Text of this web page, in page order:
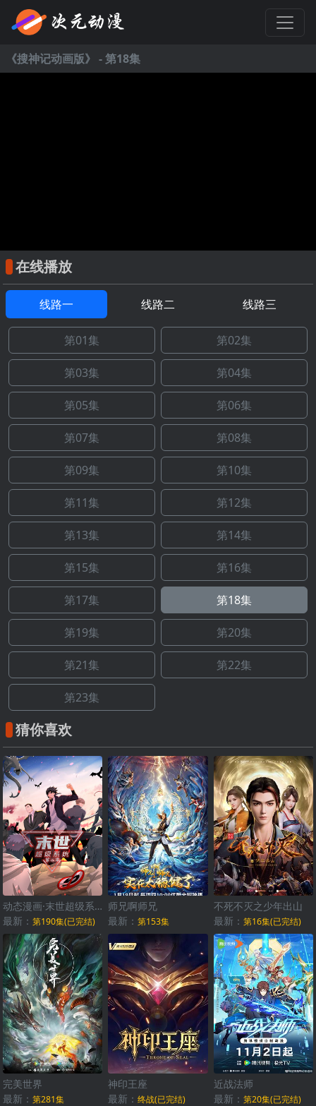
《搜神记动画版》 - 第18集
在线播放
线路一 线路二 线路三
第01集 第02集
第03集 第04集
第05集 第06集
第07集 第08集
第09集 第10集
第11集 第12集
第13集 第14集
第15集 第16集
第17集 第18集
第19集 第20集
第21集 第22集
第23集
猜你喜欢
动态漫画·末世超级系统第二季
最新： 第190集(已完结)
师兄啊师兄
最新：第153集
不死不灭之少年出山
最新： 第16集(已完结)
完美世界
最新： 第281集
神印王座
最新：终战(已完结)
近战法师
最新： 第20集(已完结)